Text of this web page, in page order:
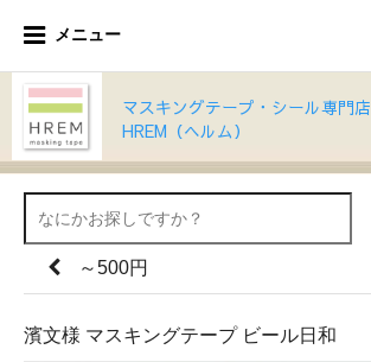
メニュー
マスキングテープ・シール専門店
HREM（ヘルム）
～500円
濱文様 マスキングテープ ビール日和